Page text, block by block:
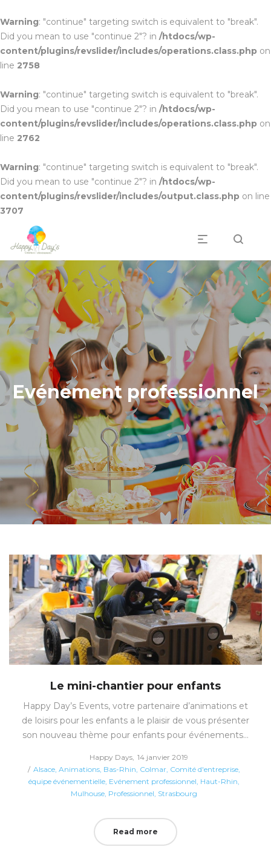
Warning: "continue" targeting switch is equivalent to "break".
Did you mean to use "continue 2"? in /htdocs/wp-
content/plugins/revslider/includes/operations.class.php on
line 2758
Warning: "continue" targeting switch is equivalent to "break".
Did you mean to use "continue 2"? in /htdocs/wp-
content/plugins/revslider/includes/operations.class.php on
line 2762
Warning: "continue" targeting switch is equivalent to "break".
Did you mean to use "continue 2"? in /htdocs/wp-
content/plugins/revslider/includes/output.class.php on line
3707
Evénement professionnel
Le mini-chantier pour enfants
Happy Day’s Events, votre partenaire d’animations et
de loisirs pour les enfants a le plaisir de vous présenter
son nouveau thème pour enfants pour événements…
Happy Days Posted
on
14 janvier 2019
Posted
in
Alsace Animations Bas-Rhin Colmar Comité d'entreprise
équipe événementielle Evénement professionnel Haut-Rhin
Mulhouse Professionnel Strasbourg
Read more